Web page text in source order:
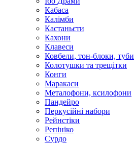
Кабаса
Калімби
Кастаньєти
Кахони
Клавеси
Ковбели, тон-блоки, туби
Колотушки та трещітки
Конги
Маракаси
Металофони, ксилофони
Пандейро
Перкусійні набори
Рейнстіки
Репініко
Сурдо